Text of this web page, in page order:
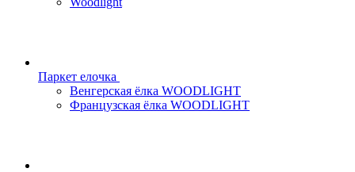
Паркет елочка
Венгерская ёлка WOODLIGHT
Французская ёлка WOODLIGHT